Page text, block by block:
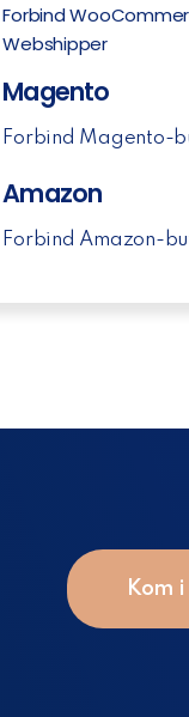
Forbind
Webshipper
Magento
Forbind Magento-
Amazon
Forbind Amazon-
Kom